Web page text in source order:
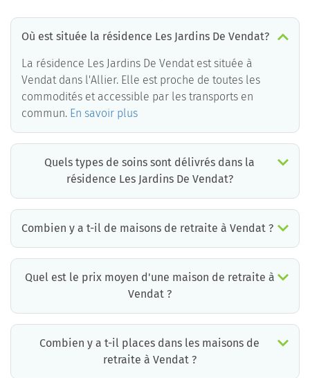
Où est située la résidence Les Jardins De Vendat?
La résidence Les Jardins De Vendat est située à
Vendat dans l'Allier. Elle est proche de toutes les
commodités et accessible par les transports en
commun. En savoir plus
Quels types de soins sont délivrés dans la
résidence Les Jardins De Vendat?
Combien y a t-il de maisons de retraite à Vendat ?
Quel est le prix moyen d'une maison de retraite à
Vendat ?
Combien y a t-il places dans les maisons de
retraite à Vendat ?